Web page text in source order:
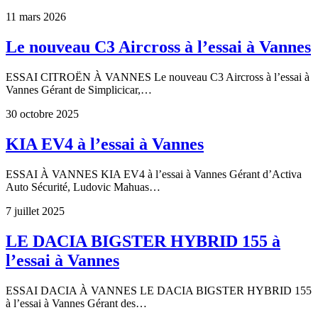
11 mars 2026
Le nouveau C3 Aircross à l’essai à Vannes
ESSAI CITROËN À VANNES Le nouveau C3 Aircross à l’essai à
Vannes Gérant de Simplicicar,…
30 octobre 2025
KIA EV4 à l’essai à Vannes
ESSAI À VANNES KIA EV4 à l’essai à Vannes Gérant d’Activa
Auto Sécurité, Ludovic Mahuas…
7 juillet 2025
LE DACIA BIGSTER HYBRID 155 à
l’essai à Vannes
ESSAI DACIA À VANNES LE DACIA BIGSTER HYBRID 155
à l’essai à Vannes Gérant des…